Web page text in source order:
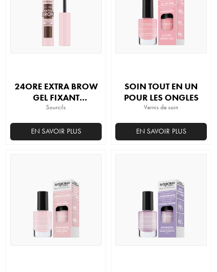
24ORE EXTRA BROW
GEL FIXANT
TRANSPARENT
Sourcils
EN SAVOIR PLUS
SOIN TOUT EN UN
POUR LES ONGLES
Vernis de soin
EN SAVOIR PLUS